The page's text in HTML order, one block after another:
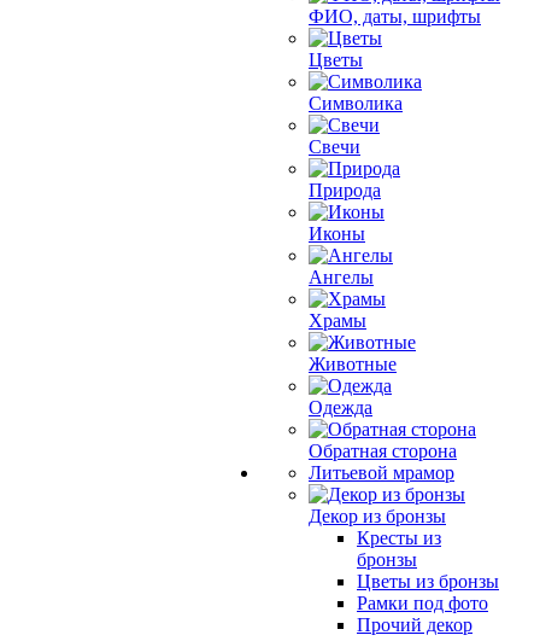
ФИО, даты, шрифты
Цветы
Символика
Свечи
Природа
Иконы
Ангелы
Храмы
Животные
Одежда
Обратная сторона
Литьевой мрамор
Декор из бронзы
Кресты из
бронзы
Цветы из бронзы
Рамки под фото
Прочий декор